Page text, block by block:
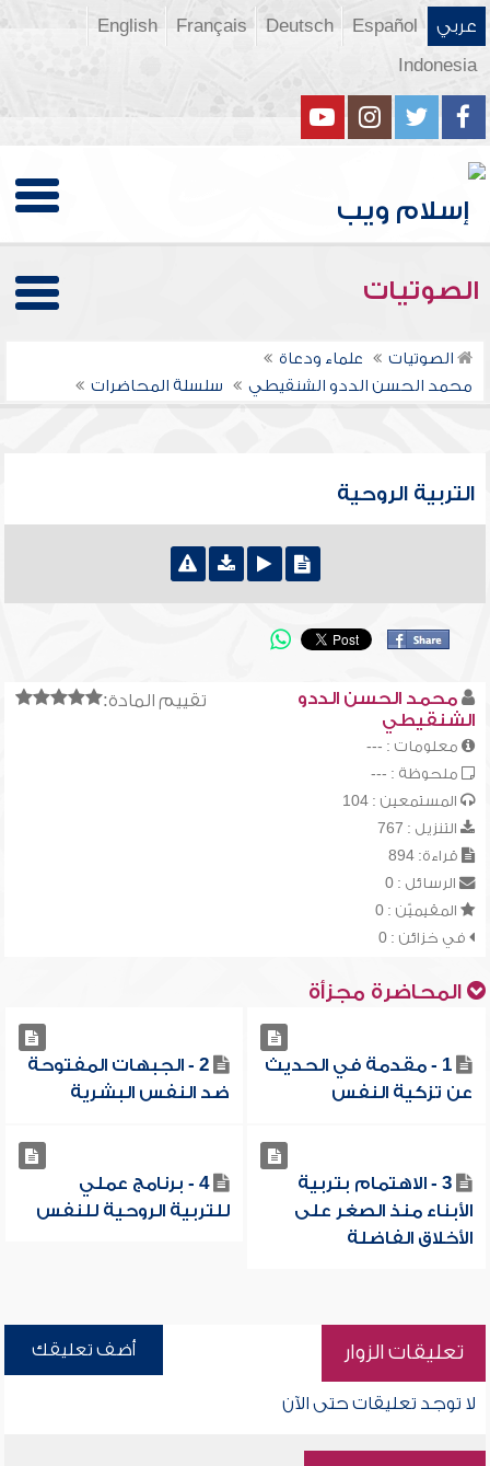
عربي Español
Deutsch
Français
English
Indonesia
الصوتيات
الصوتيات
علماء ودعاة
محمد الحسن الددو الشنقيطي
سلسلة المحاضرات
التربية الروحية
تقييم المادة:
محمد الحسن الددو
الشنقيطي
معلومات : ---
ملحوظة : ---
المستمعين : 104
التنزيل : 767
قراءة: 894
الرسائل : 0
المقيميّن : 0
في خزائن : 0
المحاضرة مجزأة
1 - مقدمة في الحديث
عن تزكية النفس
2 - الجبهات المفتوحة
ضد النفس البشرية
3 - الاهتمام بتربية
الأبناء منذ الصغر على
الأخلاق الفاضلة
4 - برنامج عملي
للتربية الروحية للنفس
تعليقات الزوار أضف تعليقك
لا توجد تعليقات حتى الآن